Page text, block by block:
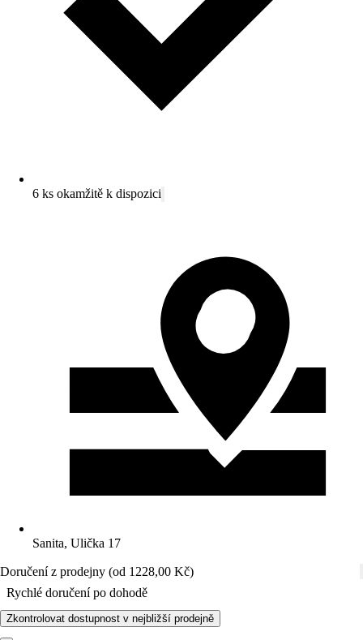
6 ks okamžitě k dispozici
Sanita, Ulička 17
Doručení z prodejny (od 1228,00 Kč)
Rychlé doručení po dohodě
Zkontrolovat dostupnost v nejbližší prodejně